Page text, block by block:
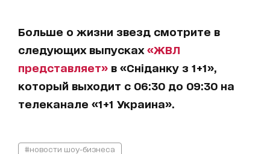
Больше о жизни звезд смотрите в
следующих выпусках «ЖВЛ
представляет» в «Сніданку з 1+1»,
который выходит с 06:30 до 09:30 на
телеканале «1+1 Украина».
#новости шоу-бизнеса